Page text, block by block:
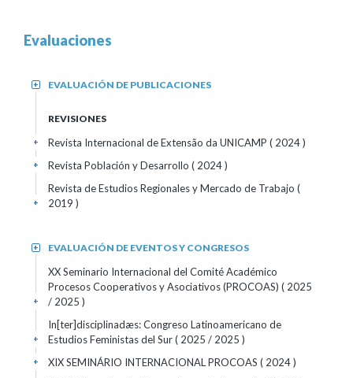
Evaluaciones
EVALUACIÓN DE PUBLICACIONES
+
REVISIONES
Revista Internacional de Extensão da UNICAMP ( 2024 )
+
Revista Población y Desarrollo ( 2024 )
+
Revista de Estudios Regionales y Mercado de Trabajo (
2019 )
+
EVALUACIÓN DE EVENTOS Y CONGRESOS
+
XX Seminario Internacional del Comité Académico
Procesos Cooperativos y Asociativos (PROCOAS) ( 2025
/ 2025 )
+
In[ter]disciplinadæs: Congreso Latinoamericano de
Estudios Feministas del Sur( 2025 / 2025 )
+
XIX SEMINÁRIO INTERNACIONAL PROCOAS ( 2024 )
+